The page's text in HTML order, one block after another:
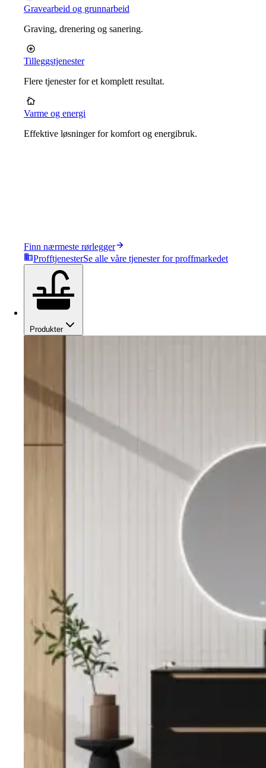
Gravearbeid og grunnarbeid
Graving, drenering og sanering.
Tilleggstjenester
Flere tjenester for et komplett resultat.
Varme og energi
Effektive løsninger for komfort og energibruk.
Finn nærmeste rørlegger
ProfftjenesterSe alle våre tjenester for proffmarkedet
Produkter